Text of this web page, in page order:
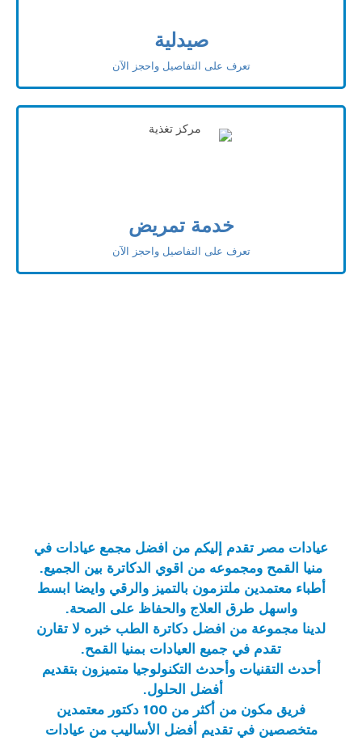
صيدلية
تعرف على التفاصيل واحجز الآن
خدمة تمريض
تعرف على التفاصيل واحجز الآن
عيادات مصر تقدم إليكم من افضل مجمع عيادات في
منيا القمح ومجموعه من اقوي الدكاترة بين الجميع.
أطباء معتمدين ملتزمون بالتميز والرقي وايضا ابسط
واسهل طرق العلاج والحفاظ على الصحة.
لدينا مجموعة من افضل دكاترة الطب خبره لا تقارن
تقدم في جميع العيادات بمنيا القمح.
أحدث التقنيات وأحدث التكنولوجيا متميزون بتقديم
أفضل الحلول.
فريق مكون من أكثر من 100 دكتور معتمدين
متخصصين في تقديم أفضل الأساليب من عيادات